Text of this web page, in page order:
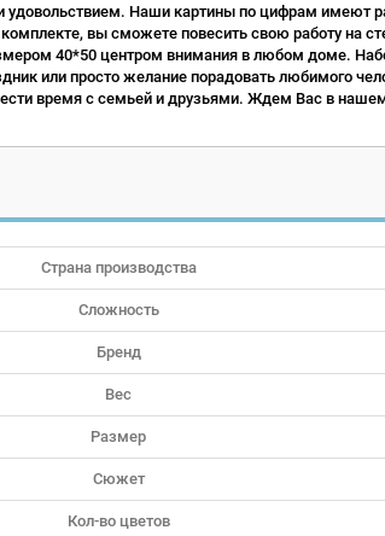
удовольствием. Наши картины по цифрам имеют
вы сможете повесить свою работу на
40*50 центром внимания в любом доме.
или просто желание порадовать любимого
время с семьей и друзьями. Ждем Вас в
Страна производства
Сложность
Бренд
Вес
Размер
Сюжет
Кол-во цветов